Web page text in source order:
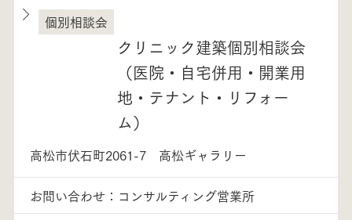
香川県
個別相談会
クリニック建築個別相談会
（医院・自宅併用・開業用
地・テナント・リフォー
ム）
高松市伏石町2061-7 高松ギャラリー
お問い合わせ：コンサルティング営業所